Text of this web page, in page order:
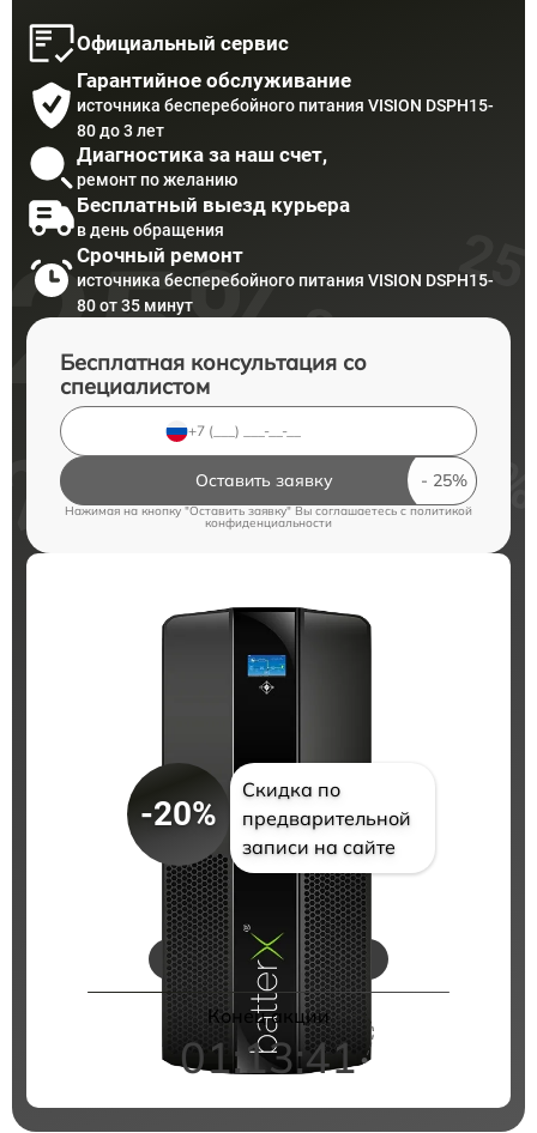
Официальный сервис
Гарантийное обслуживание
источника бесперебойного питания VISION DSPH15-
80 до 3 лет
Диагностика за наш счет,
ремонт по желанию
Бесплатный выезд курьера
в день обращения
Срочный ремонт
источника бесперебойного питания VISION DSPH15-
80 от 35 минут
Бесплатная консультация со
специалистом
Оставить заявку
Нажимая на кнопку "Оставить заявку" Вы соглашаетесь cполитикой
конфиденциальности
-20%
Скидка по
предварительной
записи на сайте
Цены на ремонт
Конец акции
01:13:40